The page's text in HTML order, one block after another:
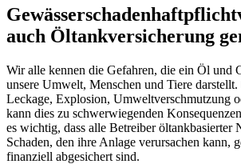
auch Öltankversicherung
Wir alle kennen die Gefahren, die ein Öl und
unsere Umwelt, Menschen und Tiere
Leckage, Explosion, Umweltverschmutzung
kann dies zu schwerwiegenden
es wichtig, dass alle Betreiber öltankbasierter
Schaden, den ihre Anlage verursachen kann,
finanziell abgesichert sind.